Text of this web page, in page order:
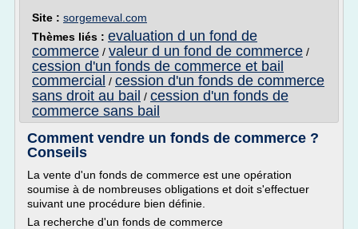
Site : sorgemeval.com
Thèmes liés : evaluation d un fond de
commerce / valeur d un fond de commerce /
cession d'un fonds de commerce et bail
commercial / cession d'un fonds de commerce
sans droit au bail / cession d'un fonds de
commerce sans bail
Comment vendre un fonds de commerce ?
Conseils
La vente d'un fonds de commerce est une opération
soumise à de nombreuses obligations et doit s'effectuer
suivant une procédure bien définie.
La recherche d'un fonds de commerce